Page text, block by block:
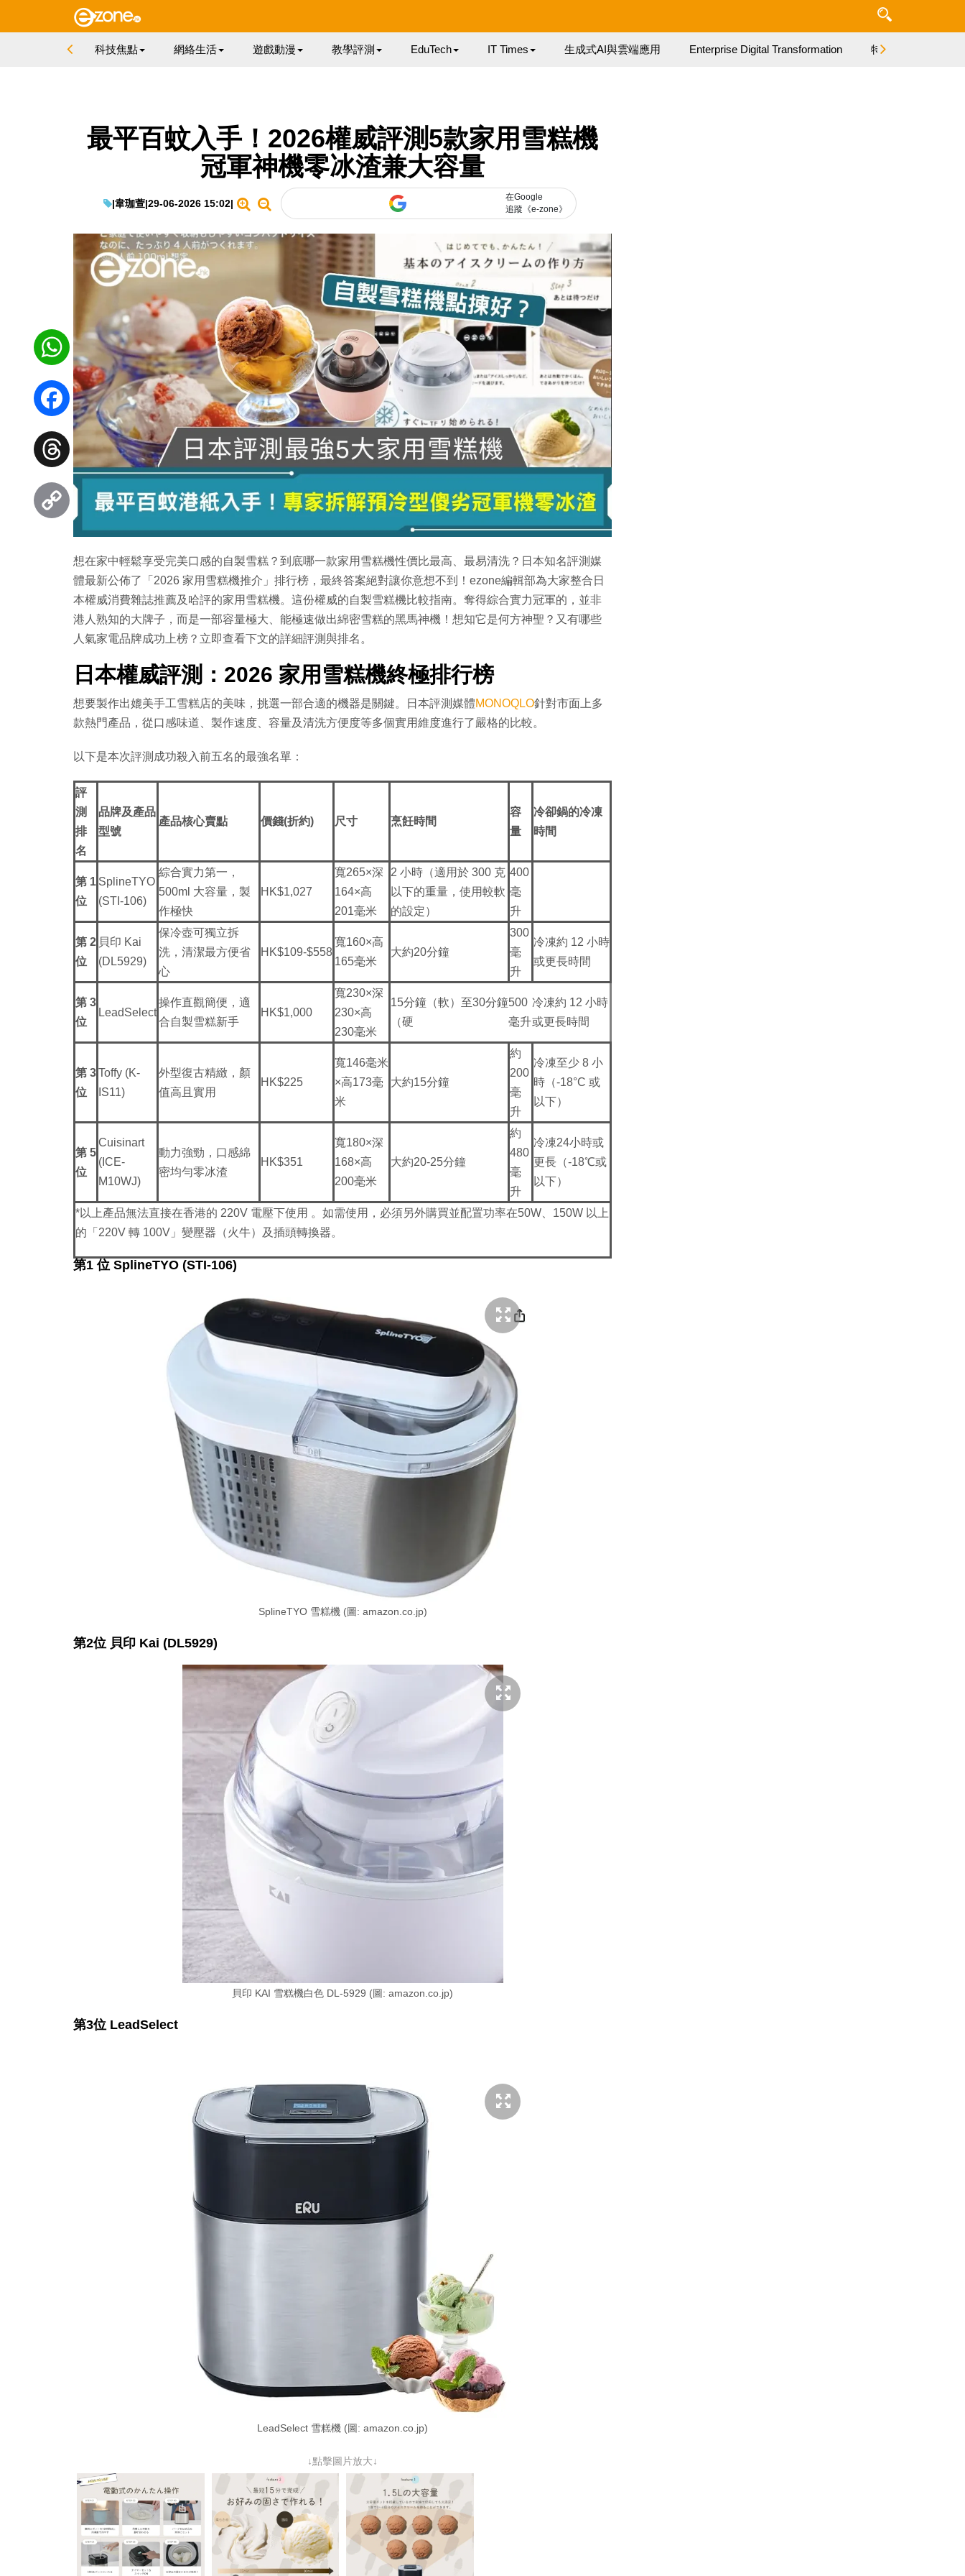
科技焦點 網絡生活 遊戲動漫 教學評測 EduTech IT Times 生成式AI與雲端應用 Enterprise Digital Transformation 特集
最平百蚊入手！2026權威評測5款家用雪糕機
冠軍神機零冰渣兼大容量
|韋珈萱|29-06-2026 15:02|
在Google
追蹤《e-zone》
想在家中輕鬆享受完美口感的自製雪糕？到底哪一款家用雪糕機性價比最高、最易清洗？日本知名評測媒
體最新公佈了「2026 家用雪糕機推介」排行榜，最終答案絕對讓你意想不到！ezone編輯部為大家整合日
本權威消費雜誌推薦及哈評的家用雪糕機。這份權威的自製雪糕機比較指南。奪得綜合實力冠軍的，並非
港人熟知的大牌子，而是一部容量極大、能極速做出綿密雪糕的黑馬神機！想知它是何方神聖？又有哪些
人氣家電品牌成功上榜？立即查看下文的詳細評測與排名。
日本權威評測：2026 家用雪糕機終極排行榜
想要製作出媲美手工雪糕店的美味，挑選一部合適的機器是關鍵。日本評測媒體MONOQLO針對市面上多
款熱門產品，從口感味道、製作速度、容量及清洗方便度等多個實用維度進行了嚴格的比較。
以下是本次評測成功殺入前五名的最強名單：
評
測
排
名
品牌及產品
型號
產品核心賣點 價錢(折約) 尺寸 烹飪時間
容
量
冷卻鍋的冷凍
時間
第 1
位
SplineTYO
(STI-106)
綜合實力第一，
500ml 大容量，製
作極快
HK$1,027
寬265×深
164×高
201毫米
2 小時（適用於 300 克
以下的重量，使用較軟
的設定）
400
毫
升
第 2
位
貝印 Kai
(DL5929)
保冷壺可獨立拆
洗，清潔最方便省
心
HK$109-$558
寬160×高
165毫米
大約20分鐘
300
毫
升
冷凍約 12 小時
或更長時間
第 3
位
LeadSelect
操作直觀簡便，適
合自製雪糕新手
HK$1,000
寬230×深
230×高
230毫米
15分鐘（軟）至30分鐘
（硬
500
毫升
冷凍約 12 小時
或更長時間
第 3
位
Toffy (K-
IS11)
外型復古精緻，顏
值高且實用
HK$225
寬146毫米
×高173毫
米
大約15分鐘
約
200
毫
升
冷凍至少 8 小
時（-18°C 或
以下）
第 5
位
Cuisinart
(ICE-
M10WJ)
動力強勁，口感綿
密均勻零冰渣
HK$351
寬180×深
168×高
200毫米
大約20-25分鐘
約
480
毫
升
冷凍24小時或
更長（-18℃或
以下）
*以上產品無法直接在香港的 220V 電壓下使用 。如需使用，必須另外購買並配置功率在50W、150W 以上
的「220V 轉 100V」變壓器（火牛）及插頭轉換器。
第1 位 SplineTYO (STI-106)
SplineTYO 雪糕機 (圖: amazon.co.jp)
第2位 貝印 Kai (DL5929)
貝印 KAI 雪糕機白色 DL-5929 (圖: amazon.co.jp)
第3位 LeadSelect
LeadSelect 雪糕機 (圖: amazon.co.jp)
↓點擊圖片放大↓
WhatsApp
Facebook
Threads
Copy
Link